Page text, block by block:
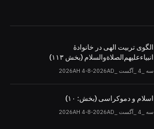
الگوی تربیت الهی در خانوادۀ
انبیاءعلیهم‌الصلاةو‌السلام (بخش ۱۱۳)
سه _4 _آگست _2026AH 4-8-2026AD
اسلام و دموکراسی (بخش: ۱۰)
سه _4 _آگست _2026AH 4-8-2026AD